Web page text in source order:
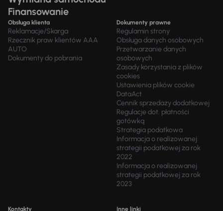
Finansowanie
Obsługa klienta
Reklamacje/Skarga
Rzecznik praw klientów AAA
AUTO
Dokumenty do pobrania
Dokumenty prawne
Regulamin strony
Obsługa danych osobowych
Przetwarzanie danych
osobowych
Zasady korzystania z plików
cookies
Ustawienia plików cookie
DataAct
Cennik sprzedaży dodatkowej
Regulacje dot. płatności
gotówką
Strategia podatkowa
Informacja o realizowanej
strategii podatkowej za rok
2022
Informacja o realizowanej
strategii podatkowej za rok
2023
Kontakty Inne linki